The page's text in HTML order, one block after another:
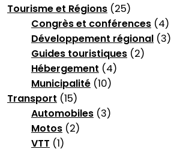
Tourisme et Régions (25)
Congrès et conférences (4)
Développement régional (3)
Guides touristiques (2)
Hébergement (4)
Municipalité (10)
Transport (15)
Automobiles (3)
Motos (2)
VTT (1)